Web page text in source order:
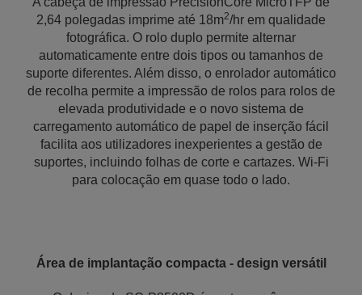
2,64 polegadas imprime até 18m2/hr em qualidade
fotográfica. O rolo duplo permite alternar
automaticamente entre dois tipos ou tamanhos de
suporte diferentes. Além disso, o enrolador automático
de recolha permite a impressão de rolos para rolos de
elevada produtividade e o novo sistema de
carregamento automático de papel de inserção fácil
facilita aos utilizadores inexperientes a gestão de
suportes, incluindo folhas de corte e cartazes. Wi-Fi
para colocação em quase todo o lado.
Área de implantação compacta - design versátil